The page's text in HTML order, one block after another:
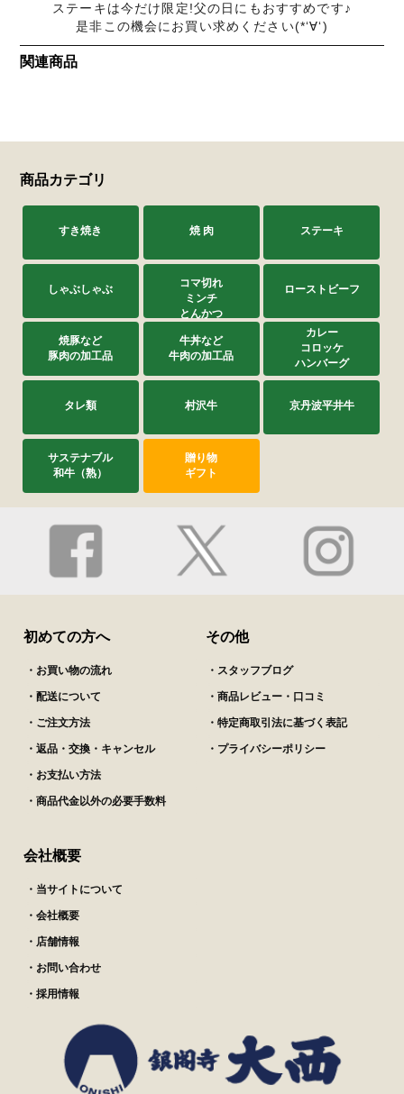
ステーキは今だけ限定!父の日にもおすすめです♪
是非この機会にお買い求めください(*‘∀‘)
関連商品
商品カテゴリ
すき焼き 焼 肉 ステーキ
しゃぶしゃぶ
コマ切れ
ミンチ
とんかつ
ローストビーフ
焼豚など
豚肉の加工品
牛丼など
牛肉の加工品
カレー
コロッケ
ハンバーグ
タレ類 村沢牛 京丹波平井牛
サステナブル
和牛（熟）
贈り物
ギフト
初めての方へ
・お買い物の流れ
・配送について
・ご注文方法
・返品・交換・キャンセル
・お支払い方法
・商品代金以外の必要手数料
その他
・スタッフブログ
・商品レビュー・口コミ
・特定商取引法に基づく表記
・プライバシーポリシー
会社概要
・当サイトについて
・会社概要
・店舗情報
・お問い合わせ
・採用情報